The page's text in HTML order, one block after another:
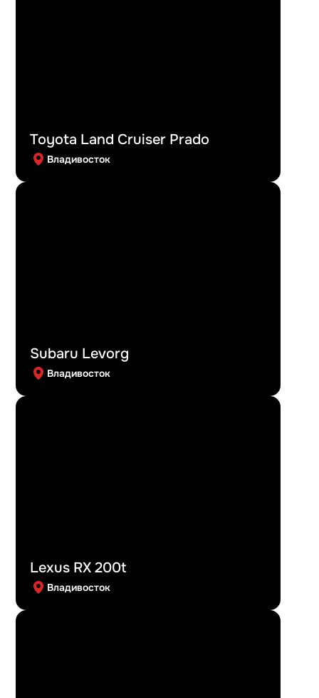
Toyota Land Cruiser Prado
Владивосток
Subaru Levorg
Владивосток
Lexus RX 200t
Владивосток